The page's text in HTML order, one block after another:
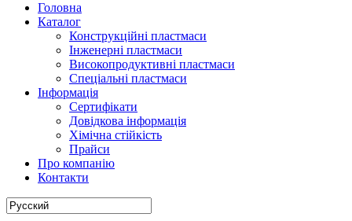
Головна
Каталог
Конструкційні пластмаси
Інженерні пластмаси
Високопродуктивні пластмаси
Спеціальні пластмаси
Інформація
Сертифікати
Довідкова інформація
Хімічна стійкість
Прайси
Про компанію
Контакти